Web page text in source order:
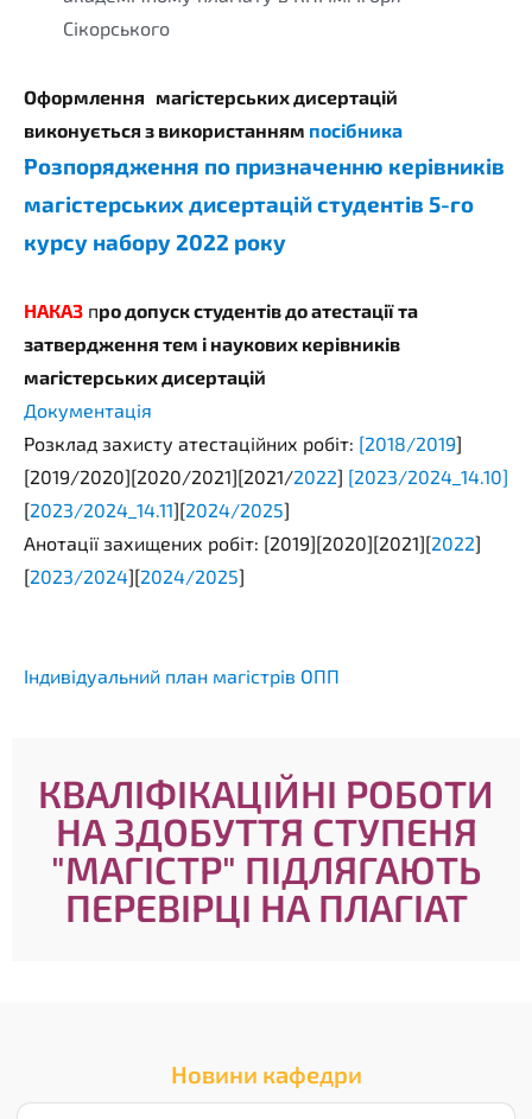
Сікорського
Оформлення магістерських дисертацій
виконується з використанням посібника
Розпорядження по призначенню керівників
магістерських дисертацій студентів 5-го
курсу набору 2022 року
НАКАЗ про допуск студентів до атестації та
затвердження тем і наукових керівників
магістерських дисертацій
Документація
Розклад захисту атестаційних робіт: [2018/2019]
[2019/2020][2020/2021][2021/2022] [2023/2024_14.10]
[2023/2024_14.11][2024/2025]
Анотації захищених робіт: [2019][2020][2021][2022]
[2023/2024][2024/2025]
Індивідуальний план магістрів ОПП
КВАЛІФІКАЦІЙНІ РОБОТИ
НА ЗДОБУТТЯ СТУПЕНЯ
"МАГІСТР" ПІДЛЯГАЮТЬ
ПЕРЕВІРЦІ НА ПЛАГІАТ
Новини кафедри